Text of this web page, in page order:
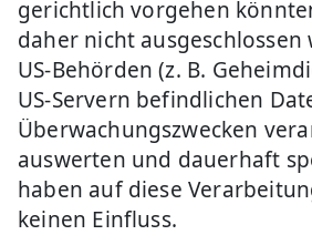
gerichtlich vorgehen
daher nicht ausgeschlossen
US-Behörden (z. B.
US-Servern befindlichen
Überwachungszwecken
auswerten und dauerhaft
haben auf diese
keinen Einfluss.